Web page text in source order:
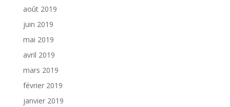
août 2019
juin 2019
mai 2019
avril 2019
mars 2019
février 2019
janvier 2019